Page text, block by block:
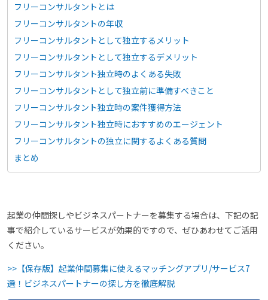
フリーコンサルタントとは
フリーコンサルタントの年収
フリーコンサルタントとして独立するメリット
フリーコンサルタントとして独立するデメリット
フリーコンサルタント独立時のよくある失敗
フリーコンサルタントとして独立前に準備すべきこと
フリーコンサルタント独立時の案件獲得方法
フリーコンサルタント独立時におすすめのエージェント
フリーコンサルタントの独立に関するよくある質問
まとめ
起業の仲間探しやビジネスパートナーを募集する場合は、下記の記
事で紹介しているサービスが効果的ですので、ぜひあわせてご活用
ください。
>>【保存版】起業仲間募集に使えるマッチングアプリ/サービス7
選！ビジネスパートナーの探し方を徹底解説